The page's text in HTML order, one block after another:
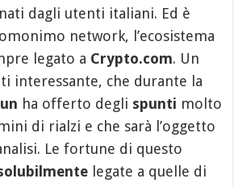
dagli utenti italiani. Ed è
network, l’ecosistema
legato a Crypto.com. Un
interessante, che durante la
ha offerto degli spunti molto
di rialzi e che sarà l’oggetto
Le fortune di questo
legate a quelle di